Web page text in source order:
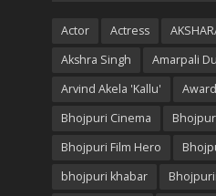
Actor Actress
Akshra Singh
Amarpali
Arvind Akela 'Kallu'
Bhojpuri Cinema
Bhojpuri Film Hero
bhojpuri khabar